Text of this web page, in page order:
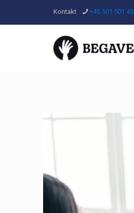
Kontakt +45 501 501 45